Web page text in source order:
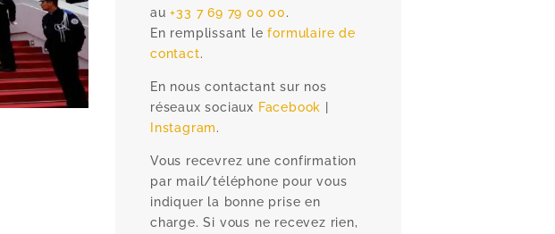
au+33 7 69 79 00 00.
En remplissant leformulaire de
contact.
En nous contactant sur nos
réseaux sociaux Facebook
Instagram.
Vous recevrez une confirmation
par mail/téléphone pour vous
indiquer la bonne prise en
charge. Si vous ne recevez rien,